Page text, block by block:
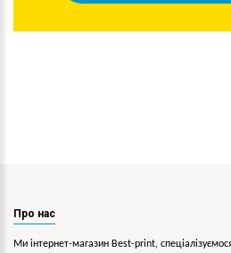
Про нас
Ми інтернет-магазин Best-print,